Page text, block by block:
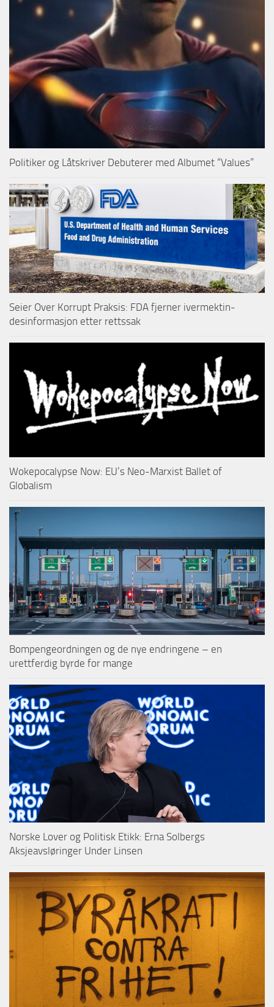
Politiker og Låtskriver Debuterer med Albumet “Values”
Seier Over Korrupt Praksis: FDA fjerner ivermektin-
desinformasjon etter rettssak
Wokepocalypse Now: EU’s Neo-Marxist Ballet of
Globalism
Bompengeordningen og de nye endringene – en
urettferdig byrde for mange
Norske Lover og Politisk Etikk: Erna Solbergs
Aksjeavsløringer Under Linsen